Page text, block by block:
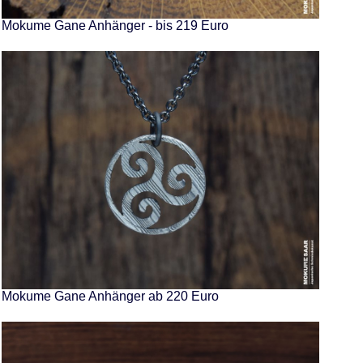
Mokume Gane Anhänger - bis 219 Euro
Mokume Gane Anhänger ab 220 Euro